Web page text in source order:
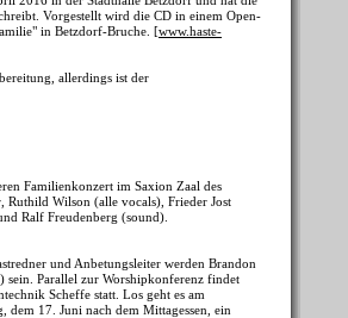
Vorgestellt wird die CD in einem Open-
in Betzdorf-Bruche. [www.haste-
allerdings ist der
Familienkonzert im Saxion Zaal des
Ruthild Wilson (alle vocals), Frieder Jost
Ralf Freudenberg (sound).
und Anbetungsleiter werden Brandon
sein. Parallel zur Worshipkonferenz findet
Scheffe statt. Los geht es am
17. Juni nach dem Mittagessen, ein